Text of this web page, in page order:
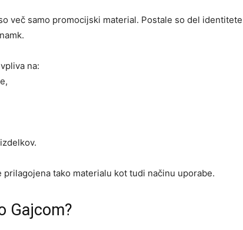
več samo promocijski material. Postale so del identitete
na:
tako materialu kot tudi načinu uporabe.
Gajcom?